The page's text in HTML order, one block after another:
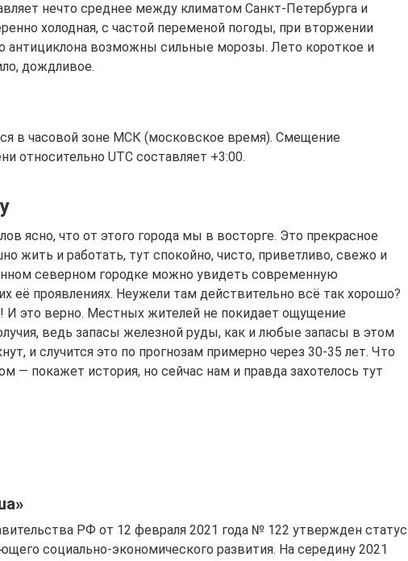
нечто среднее между климатом Санкт-Петербурга и
холодная, с частой переменой погоды, при вторжении
антициклона возможны сильные морозы. Лето короткое и
дождливое.
в часовой зоне МСК (московское время). Смещение
относительно UTC составляет +3:00.
ясно, что от этого города мы в восторге. Это прекрасное
жить и работать, тут спокойно, чисто, приветливо, свежо и
северном городке можно увидеть современную
её проявлениях. Неужели там действительно всё так хорошо?
И это верно. Местных жителей не покидает ощущение
ведь запасы железной руды, как и любые запасы в этом
и случится это по прогнозам примерно через 30-35 лет. Что
— покажет история, но сейчас нам и правда захотелось тут
РФ от 12 февраля 2021 года № 122 утвержден статус
социально-экономического развития. На середину 2021